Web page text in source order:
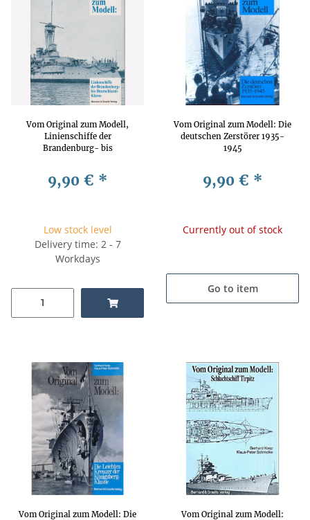
Vom Original zum Modell,
Linienschiffe der
Brandenburg- bis
9,90 € *
Low stock level
Delivery time: 2 - 7
Workdays
Vom Original zum Modell: Die
deutschen Zerstörer 1935-
1945
9,90 € *
Currently out of stock
Go to item
Vom Original zum Modell: Die
Vom Original zum Modell: